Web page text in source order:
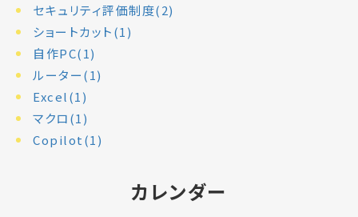
セキュリティ評価制度(2)
ショートカット(1)
自作PC(1)
ルーター(1)
Excel(1)
マクロ(1)
Copilot(1)
カレンダー